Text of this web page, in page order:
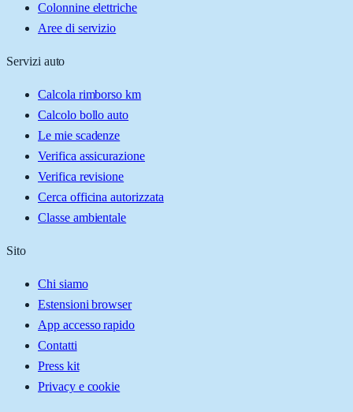
Colonnine elettriche
Aree di servizio
Servizi auto
Calcola rimborso km
Calcolo bollo auto
Le mie scadenze
Verifica assicurazione
Verifica revisione
Cerca officina autorizzata
Classe ambientale
Sito
Chi siamo
Estensioni browser
App accesso rapido
Contatti
Press kit
Privacy e cookie